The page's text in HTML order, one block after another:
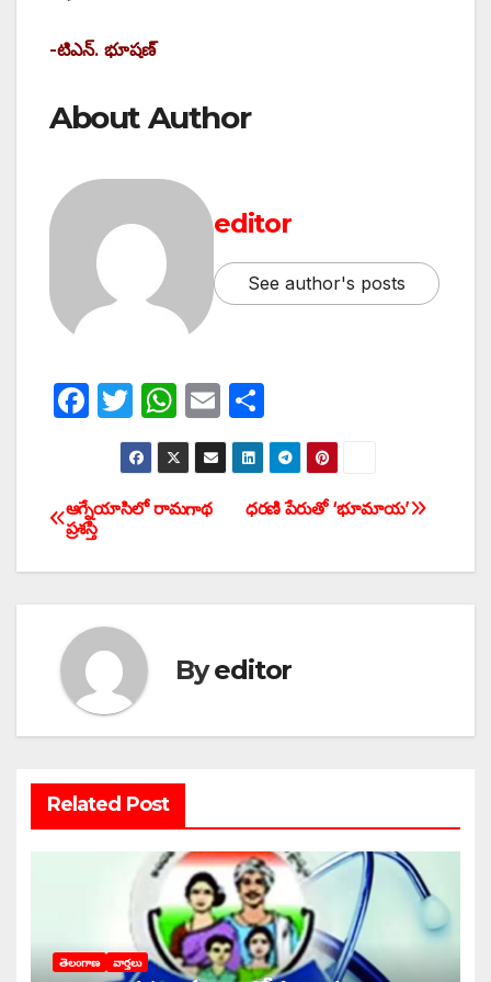
-టిఎన్‌. ‌భూషణ్‌
About Author
editor
See author's posts
F
e
b
o
k
T
w
itt
er
W
h
at
s
p
E
m
ail
h
ar
e
Post
navigation
ధరణి పేరుతో ‘భూమాయ’
ఆగ్నేయాసిలో రామగాథ
ప్రశస్తి
Byeditor
Related Post
తెలంగాణ వార్తలు